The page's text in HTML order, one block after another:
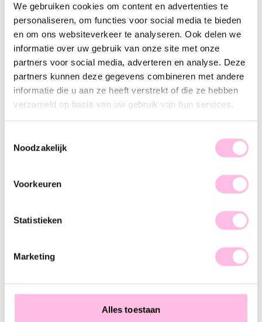
We gebruiken cookies om content en advertenties te
personaliseren, om functies voor social media te bieden
en om ons websiteverkeer te analyseren. Ook delen we
informatie over uw gebruik van onze site met onze
partners voor social media, adverteren en analyse. Deze
partners kunnen deze gegevens combineren met andere
informatie die u aan ze heeft verstrekt of die ze hebben
verzameld op basis van uw gebruik van hun services.
Noodzakelijk
Voorkeuren
Statistieken
Marketing
Alles toestaan
Blauw
Gratisverzending vanaf €35,-
100% waterproof
Premium stainless steel
Omschrijving Kenmerk SKU
andere oorringen. Ben jij toch meer fan van less is more? Dan
zijn dit de perfecte oorbellen voor jou! Let’s go and shop.